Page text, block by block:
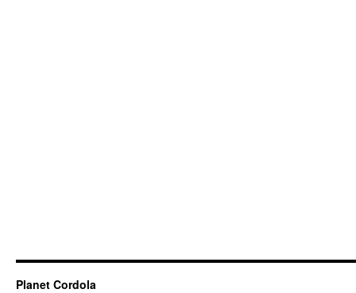
Planet Cordola